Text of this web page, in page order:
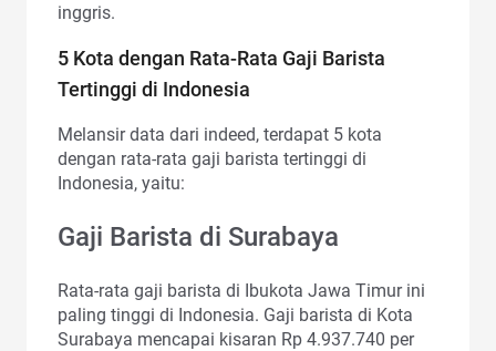
inggris.
5 Kota dengan Rata-Rata Gaji Barista
Tertinggi di Indonesia
Melansir data dari indeed, terdapat 5 kota
dengan rata-rata gaji barista tertinggi di
Indonesia, yaitu:
Gaji Barista di Surabaya
Rata-rata gaji barista di Ibukota Jawa Timur ini
paling tinggi di Indonesia. Gaji barista di Kota
Surabaya mencapai kisaran Rp 4.937.740 per